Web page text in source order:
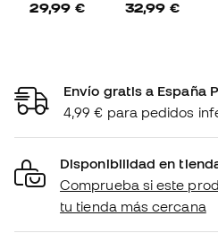
29,99 € 32,99 €
Envío gratis a España
4,99 € para pedidos
Disponibilidad en
Comprueba si este
tu tienda más cercana